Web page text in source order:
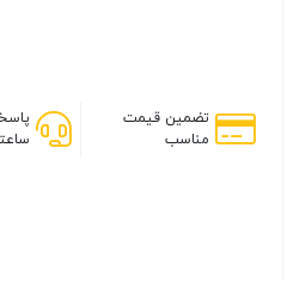
تضمین قیمت
مناسب